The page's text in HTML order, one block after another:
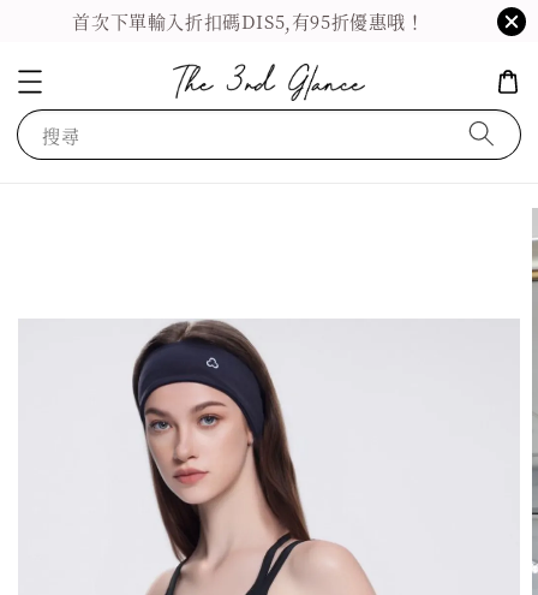
首次下單輸入折扣碼DIS5,有95折優惠哦！
搜尋